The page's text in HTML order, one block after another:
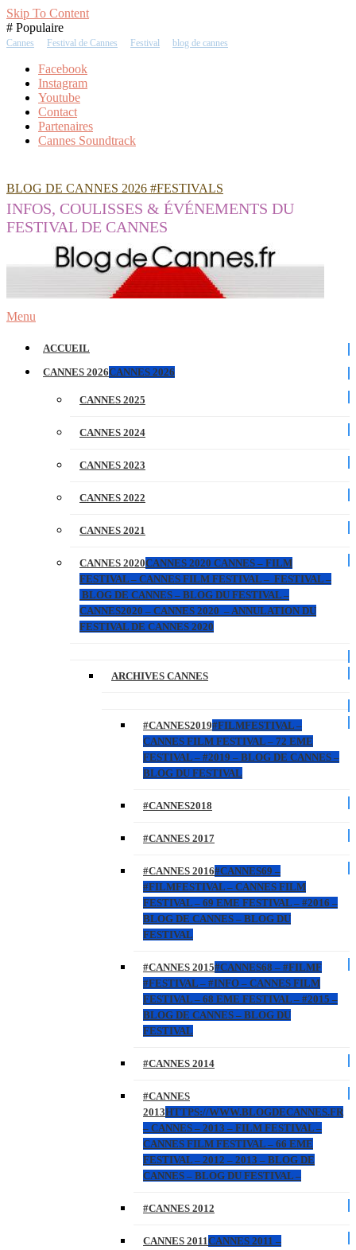
Skip To Content
# Populaire
Cannes Festival de Cannes Festival blog de cannes
Facebook
Instagram
Youtube
Contact
Partenaires
Cannes Soundtrack
BLOG DE CANNES 2026 #FESTIVALS
INFOS, COULISSES & ÉVÉNEMENTS DU
FESTIVAL DE CANNES
Menu
ACCUEIL
CANNES 2026CANNES 2026
CANNES 2025
CANNES 2024
CANNES 2023
CANNES 2022
CANNES 2021
CANNES 2020CANNES 2020 CANNES – FILM
FESTIVAL – CANNES FILM FESTIVAL – FESTIVAL –
BLOG DE CANNES – BLOG DU FESTIVAL –
CANNES2020 – CANNES 2020 – ANNULATION DU
FESTIVAL DE CANNES 2020
ARCHIVES CANNES
#CANNES2019#FILMFESTIVAL –
CANNES FILM FESTIVAL – 72 EME
FESTIVAL – #2019 – BLOG DE CANNES –
BLOG DU FESTIVAL
#CANNES2018
#CANNES 2017
#CANNES 2016#CANNES69 –
#FILMFESTIVAL – CANNES FILM
FESTIVAL – 69 EME FESTIVAL – #2016 –
BLOG DE CANNES – BLOG DU
FESTIVAL
#CANNES 2015#CANNES68 – #FILMF
#FESTIVAL – #INFO – CANNES FILM
FESTIVAL – 68 EME FESTIVAL – #2015 –
BLOG DE CANNES – BLOG DU
FESTIVAL
#CANNES 2014
#CANNES
2013HTTPS://WWW.BLOGDECANNES.FR
– CANNES – 2013 – FILM FESTIVAL –
CANNES FILM FESTIVAL – 66 EME
FESTIVAL – 2012 – 2013 – BLOG DE
CANNES – BLOG DU FESTIVAL –
#CANNES 2012
CANNES 2011CANNES 2011 –